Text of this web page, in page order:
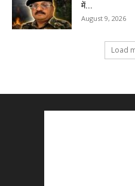
में...
August 9, 2026
Load